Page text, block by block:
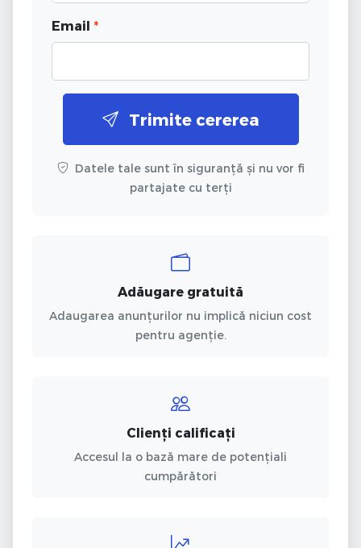
Email *
Trimite cererea
Datele tale sunt în siguranță și nu vor fi
partajate cu terți
Adăugare gratuită
Adaugarea anunțurilor nu implică niciun cost
pentru agenție.
Clienți calificați
Accesul la o bază mare de potențiali
cumpărători